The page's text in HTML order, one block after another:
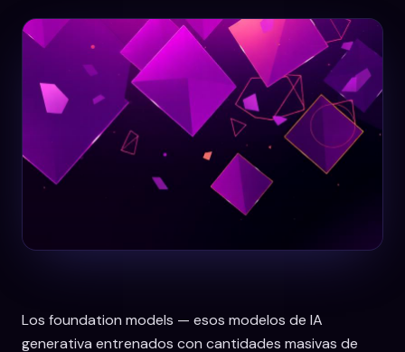
Los foundation models — esos modelos de IA
generativa entrenados con cantidades masivas de